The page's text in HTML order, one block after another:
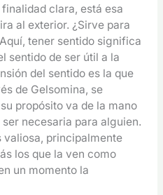
clara, está esa
al exterior. ¿Sirve para
tener sentido significa
sentido de ser útil a la
del sentido es la que
de Gelsomina, se
propósito va de la mano
necesaria para alguien.
valiosa, principalmente
los que la ven como
un momento la